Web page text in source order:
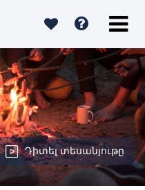
Դիտել տեսանյութը